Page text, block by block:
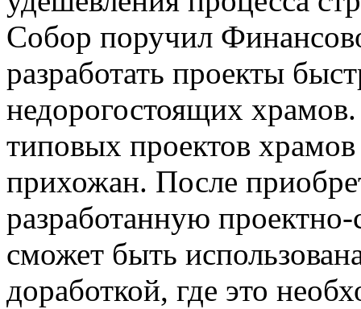
Собор поручил
разработать проекты
недорогостоящих
типовых проектов
прихожан. После
разработанную
сможет быть
доработкой, где это